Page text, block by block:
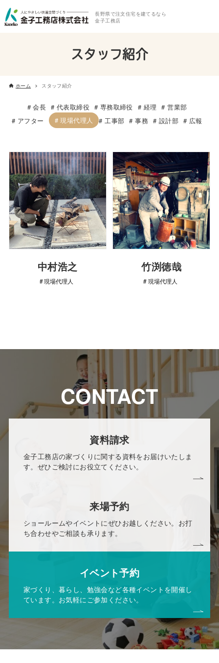
長野県で注文住宅を建てるなら
金子工務店
スタッフ紹介
ホーム スタッフ紹介
会長 代表取締役 専務取締役 経理
営業部
アフター
現場代理人 工事部 事務 設計部 広報
中村浩之
現場代理人
竹渕徳哉
現場代理人
CONTACT
資料請求
金子工務店の家づくりに関する資料をお届けいたしま
す。ぜひご検討にお役立てください。
来場予約
ショールームやイベントにぜひお越しください。お打
ち合わせやご相談も承ります。
イベント予約
家づくり、暮らし、勉強会など各種イベントを開催し
ています。お気軽にご参加ください。